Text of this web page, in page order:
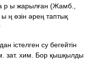
р ы жарылған (Жамб.,
ң өзін әрең таптық
істелген су бегейтін
зат. хим. Бор қышқылды